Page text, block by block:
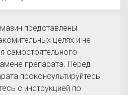
представлены
целях и не
самостоятельного
препарата. Перед
проконсультируйтесь
с инструкцией по